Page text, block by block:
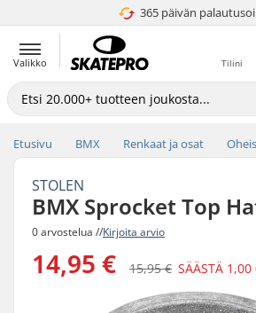
365 päivän4.8 / 5
Valikko Tilini
Etusivu BMX Renkaat ja osat
STOLEN
BMX Sprocket Top
0 arvostelua //Kirjoita arvio
14,95 € 15,95 € SÄÄSTÄ 1,00